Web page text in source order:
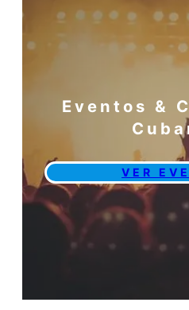
Eventos &
VER